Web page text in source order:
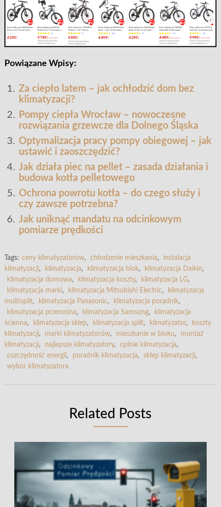
Powiązane Wpisy:
Za ciepło latem – jak ochłodzić dom bez
klimatyzacji?
Pompy ciepła Wrocław – nowoczesne
rozwiązania grzewcze dla Dolnego Śląska
Optymalizacja pracy pompy obiegowej – jak
ustawić i zaoszczędzić?
Jak działa piec na pellet – zasada działania i
budowa kotła pelletowego
Ochrona powrotu kotła – do czego służy i
czy zawsze potrzebna?
Jak uniknąć mandatu na odcinkowym
pomiarze prędkości
Tags: ceny klimatyzatorów, chłodzenie mieszkania,
instalacja
klimatyzacji, klimatyzacja, klimatyzacja blok, klimatyzacja Daikin,
klimatyzacja domowa, klimatyzacja koszty, klimatyzacja LG,
klimatyzacja marki, klimatyzacja Mitsubishi Electric,
klimatyzacja
multisplit, klimatyzacja Panasonic, klimatyzacja poradnik,
klimatyzacja przenośna, klimatyzacja Samsung,
klimatyzacja
ścienna, klimatyzacja sklep, klimatyzacja split, klimatyzator,
koszty
klimatyzacji, marki klimatyzatorów, mieszkanie w bloku,
montaż
klimatyzacji, najlepsze klimatyzatory, opinie klimatyzacja,
oszczędność energii, poradnik klimatyzacja, sklep klimatyzacji,
wybór klimatyzatora
Related Posts